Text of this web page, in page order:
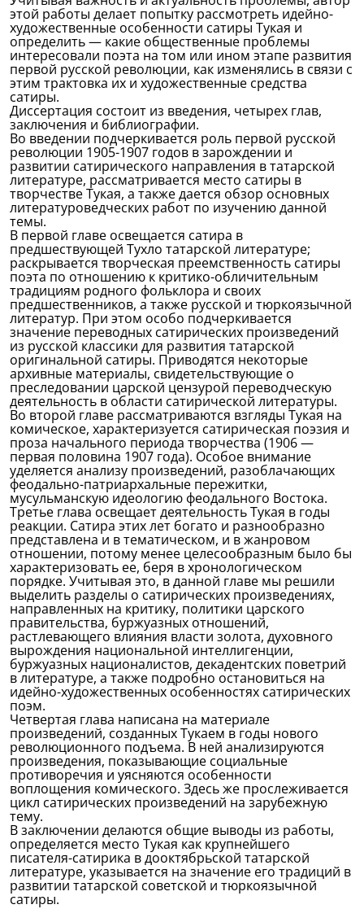
этой работы делает попытку рассмотреть идейно-
художественные особенности сатиры Тукая и
определить — какие общественные проблемы
интересовали поэта на том или ином этапе развития
первой русской революции, как изменялись в связи с
этим трактовка их и художественные средства
сатиры.
Диссертация состоит из введения, четырех глав,
заключения и библиографии.
Во введении подчеркивается роль первой русской
революции 1905-1907 годов в зарождении и
развитии сатирического направления в татарской
литературе, рассматривается место сатиры в
творчестве Тукая, а также дается обзор основных
литературоведческих работ по изучению данной
темы.
В первой главе освещается сатира в
предшествующей Тухло татарской литературе;
раскрывается творческая преемственность сатиры
поэта по отношению к критико-обличительным
традициям родного фольклора и своих
предшественников, а также русской и тюркоязычной
литератур. При этом особо подчеркивается
значение переводных сатирических произведений
из русской классики для развития татарской
оригинальной сатиры. Приводятся некоторые
архивные материалы, свидетельствующие о
преследовании царской цензурой переводческую
деятельность в области сатирической литературы.
Во второй главе рассматриваются взгляды Тукая на
комическое, характеризуется сатирическая поэзия и
проза начального периода творчества (1906 —
первая половина 1907 года). Особое внимание
уделяется анализу произведений, разоблачающих
феодально-патриархальные пережитки,
мусульманскую идеологию феодального Востока.
Третье глава освещает деятельность Тукая в годы
реакции. Сатира этих лет богато и разнообразно
представлена и в тематическом, и в жанровом
отношении, потому менее целесообразным было бы
характеризовать ее, беря в хронологическом
порядке. Учитывая это, в данной главе мы решили
выделить разделы о сатирических произведениях,
направленных на критику, политики царского
правительства, буржуазных отношений,
растлевающего влияния власти золота, духовного
вырождения национальной интеллигенции,
буржуазных националистов, декадентских поветрий
в литературе, а также подробно остановиться на
идейно-художественных особенностях сатирических
поэм.
Четвертая глава написана на материале
произведений, созданных Тукаем в годы нового
революционного подъема. В ней анализируются
произведения, показывающие социальные
противоречия и уясняются особенности
воплощения комического. Здесь же прослеживается
цикл сатирических произведений на зарубежную
тему.
В заключении делаются общие выводы из работы,
определяется место Тукая как крупнейшего
писателя-сатирика в дооктябрьской татарской
литературе, указывается на значение его традиций в
развитии татарской советской и тюркоязычной
сатиры.